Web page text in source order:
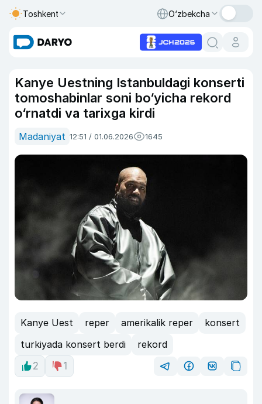
Toshkent O‘zbekcha
Kanye Uestning Istanbuldagi konserti
tomoshabinlar soni bo‘yicha rekord
o‘rnatdi va tarixga kirdi
Madaniyat 12:51 / 01.06.2026 1645
Kanye Uest reper amerikalik reper
konsert
turkiyada konsert berdi
rekord
2
1